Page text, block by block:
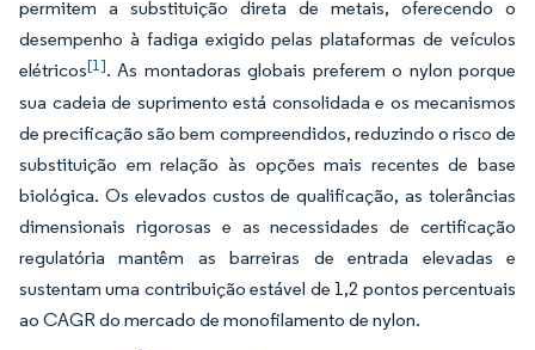
permitem a substituição direta de metais, oferecendo o
desempenho à fadiga exigido pelas plataformas de veículos
elétricos[1]. As montadoras globais preferem o nylon porque
sua cadeia de suprimento está consolidada e os mecanismos
de precificação são bem compreendidos, reduzindo o risco de
substituição em relação às opções mais recentes de base
biológica. Os elevados custos de qualificação, as tolerâncias
dimensionais rigorosas e as necessidades de certificação
regulatória mantêm as barreiras de entrada elevadas e
sustentam uma contribuição estável de 1,2 pontos percentuais
ao CAGR do mercado de monofilamento de nylon.